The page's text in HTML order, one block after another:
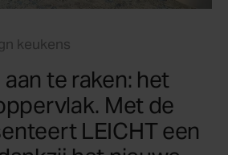
keukens
te raken: het
Met de
LEICHT een